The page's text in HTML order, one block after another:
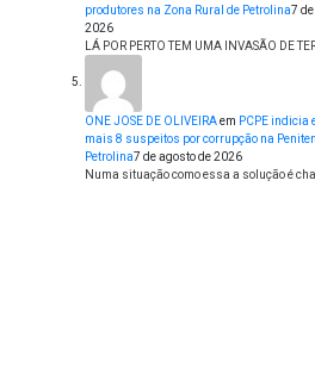
produtores na Zona Rural de Petrolina7
2026
LÁ POR PERTO TEM UMA INVASÃO DE
ONE JOSE DE OLIVEIRAem PCPE indicia
mais 8 suspeitos por corrupção na
Petrolina7 de agosto de 2026
Numa situação como essa a solução é